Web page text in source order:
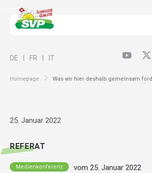
Homepage Was wir hier deshalb gemeinsam
DE FR IT
25. Januar 2022
REFERAT
Medienkonferenz vom 25. Januar 2022